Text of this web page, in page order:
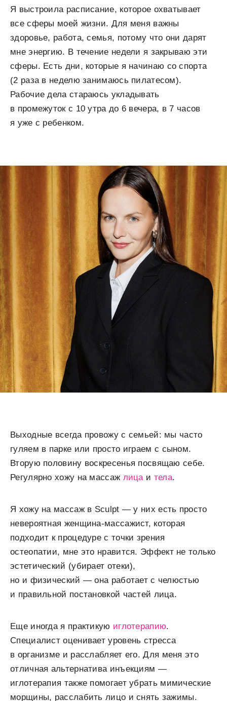
Я выстроила расписание, которое охватывает
все сферы моей жизни. Для меня важны
здоровье, работа, семья, потому что они дарят
мне энергию. В течение недели я закрываю эти
сферы. Есть дни, которые я начинаю со спорта
(2 раза в неделю занимаюсь пилатесом).
Рабочие дела стараюсь укладывать
в промежуток с 10 утра до 6 вечера, в 7 часов
я уже с ребенком.
Выходные всегда провожу с семьей: мы часто
гуляем в парке или просто играем с сыном.
Вторую половину воскресенья посвящаю себе.
Регулярно хожу на массаж лицаи тела.
Я хожу на массаж в Sculpt — у них есть просто
невероятная женщина-массажист, которая
подходит к процедуре с точки зрения
остеопатии, мне это нравится. Эффект не только
эстетический (убирает отеки),
но и физический — она работает с челюстью
и правильной постановкой частей лица.
Еще иногда я практикую иглотерапию.
Специалист оценивает уровень стресса
в организме и расслабляет его. Для меня это
отличная альтернатива инъекциям —
иглотерапия также помогает убрать мимические
морщины, расслабить лицо и снять зажимы.